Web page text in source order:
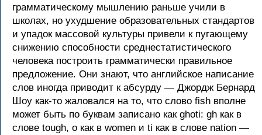
грамматическому мышлению раньше учили в
школах, но ухудшение образовательных стандартов
и упадок массовой культуры привели к пугающему
снижению способности среднестатистического
человека построить грамматически правильное
предложение. Они знают, что английское написание
слов иногда приводит к абсурду — Джордж Бернард
Шоу как-то жаловался на то, что слово fish вполне
может быть по буквам записано как ghoti: gh как в
слове tough, o как в women и ti как в слове nation —